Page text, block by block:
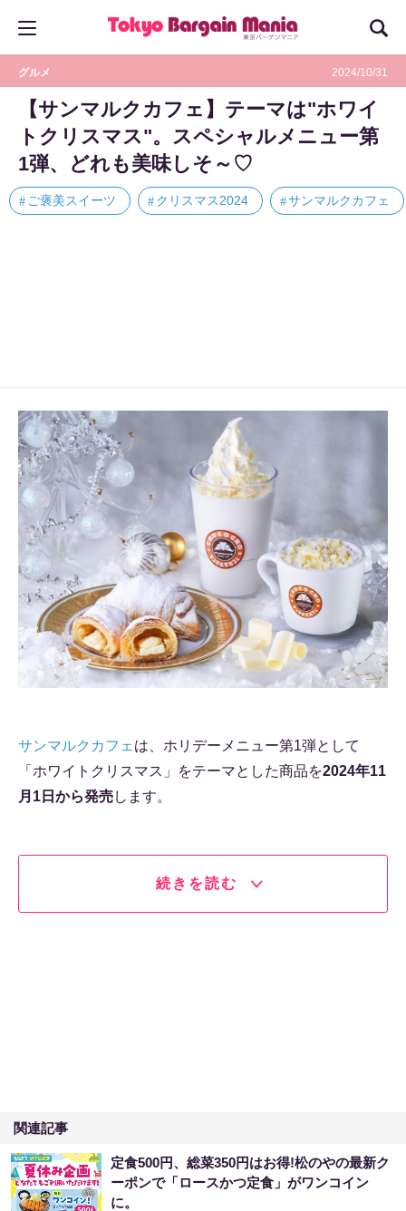
グルメ 2024/10/31
【サンマルクカフェ】テーマは"ホワイ
トクリスマス"。スペシャルメニュー第
1弾、どれも美味しそ～♡
ご褒美スイーツ クリスマス2024 サンマルクカフェ
サンマルクカフェ は、ホリデーメニュー第1弾として
「ホワイトクリスマス」をテーマとした商品を2024年11
月1日から発売します。
続きを読む
関連記事
定食500円、総菜350円はお得!松のやの最新ク
ーポンで「ロースかつ定食」がワンコイン
に。